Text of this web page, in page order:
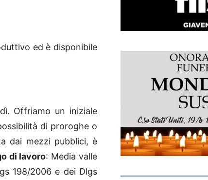
ed è disponibile
Offriamo un iniziale
di proroghe o
dai mezzi pubblici, è
di lavoro: Media valle
198/2006 e dei Dlgs